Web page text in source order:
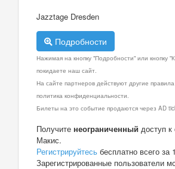
Jazztage Dresden
Подробности
Нажимая на кнопку "Подробности" или кнопку
покидаете наш сайт.
На сайте партнеров действуют другие
политика конфиденциальности.
Билеты на это событие продаются через AD
Получите неограниченный доступ
Макис.
Регистрируйтесь бесплатно всего за
Зарегистрированные пользователи